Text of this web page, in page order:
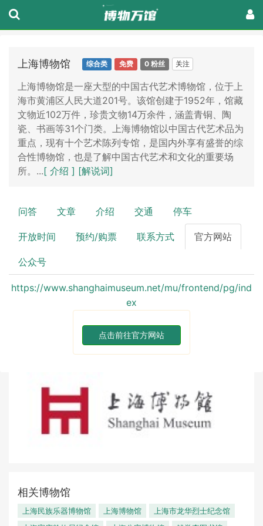
上海博物馆 综合类 免费 0 粉丝 关注
上海博物馆是一座大型的中国古代艺术博物馆，位于上
海市黄浦区人民大道201号。该馆创建于1952年，馆藏
文物近102万件，珍贵文物14万余件，涵盖青铜、陶
瓷、书画等31个门类。上海博物馆以中国古代艺术品为
重点，现有十个艺术陈列专馆，是国内外享有盛誉的综
合性博物馆，也是了解中国古代艺术和文化的重要场
所。...[ 介绍 ] [解说词]
问答 文章 介绍 交通 停车
开放时间 预约/购票 联系方式 官方网站
公众号
https://www.shanghaimuseum.net/mu/frontend/pg/ind
ex
点击前往官方网站
相关博物馆
上海民族乐器博物馆 上海博物馆
上海市龙华烈士纪念馆